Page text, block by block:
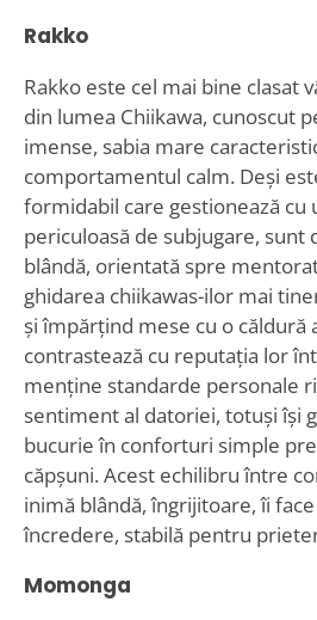
Rakko
Rakko este cel mai bine clasat
din lumea Chiikawa, cunoscut
imense, sabia mare
comportamentul calm. Deși
formidabil care gestionează cu
periculoasă de subjugare, sunt
blândă, orientată spre
ghidarea chiikawas-ilor mai
și împărțind mese cu o căldură
contrastează cu reputația lor
menține standarde personale
sentiment al datoriei, totuși își
bucurie în conforturi simple
căpșuni. Acest echilibru între
inimă blândă, îngrijitoare, îi
încredere, stabilă pentru
Momonga